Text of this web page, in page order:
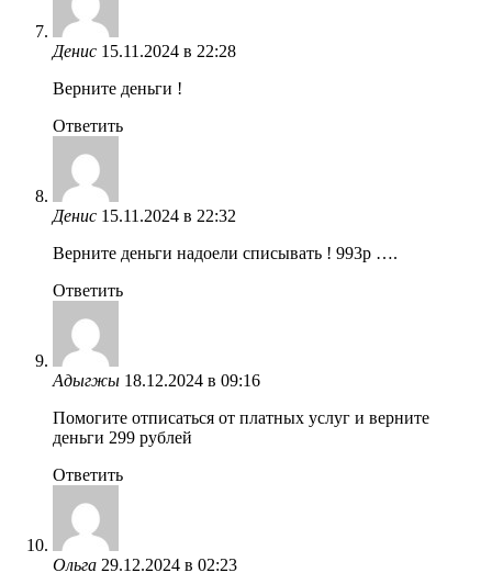
Денис 15.11.2024 в 22:28
Верните деньги !
Ответить
Денис 15.11.2024 в 22:32
Верните деньги надоели списывать ! 993р ….
Ответить
Адыгжы 18.12.2024 в 09:16
Помогите отписаться от платных услуг и верните
деньги 299 рублей
Ответить
Ольга 29.12.2024 в 02:23